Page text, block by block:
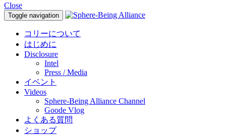
Close
Toggle navigation
コリーについて
はじめに
Disclosure
Intel
Press / Media
イベント
Videos
Sphere-Being Alliance Channel
Goode Vlog
よくある質問
ショップ